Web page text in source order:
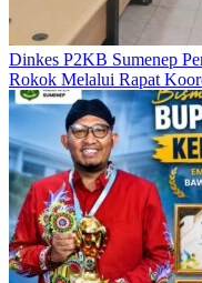
Dinkes P2KB Sumenep
Rokok Melalui Rapat